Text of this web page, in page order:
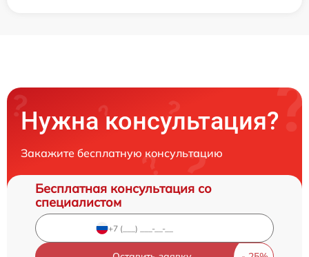
Нужна консультация?
Закажите бесплатную консультацию
Бесплатная консультация со
специалистом